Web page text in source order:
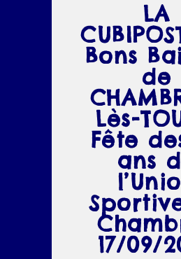
LA
Bons
de
Lès-
Fête
ans
17/09/